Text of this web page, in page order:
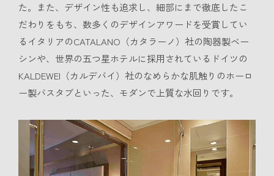
た。また、デザイン性も追求し、細部にまで徹底したこ
だわりをもち、数多くのデザインアワードを受賞してい
るイタリアのCATALANO（カタラーノ）社の陶器製ベー
シンや、世界の五つ星ホテルに採用されているドイツの
KALDEWEI（カルデバイ）社のなめらかな肌触りのホーロ
ー製バスタブといった、モダンで上質な水回りです。